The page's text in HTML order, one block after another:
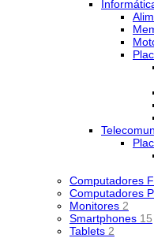
Computadores
Computadores
Monitores 2
Smartphones 15
Tablets 2